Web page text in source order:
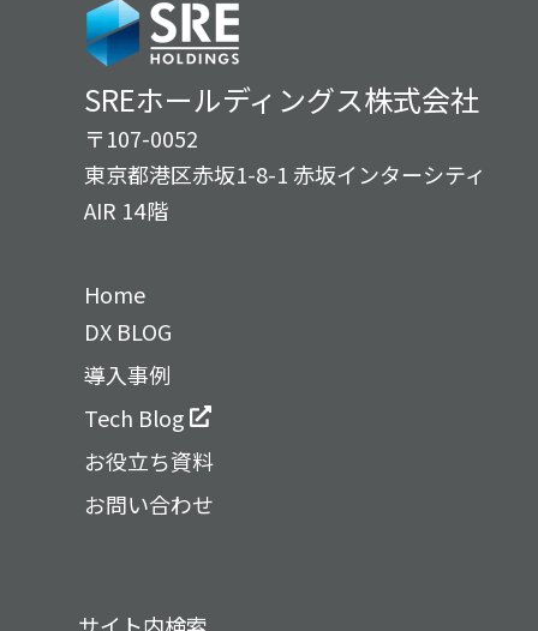
SREホールディングス株式会社
〒107-0052
東京都港区赤坂1-8-1 赤坂インターシティ
AIR 14階
Home
DX BLOG
導入事例
Tech Blog
お役立ち資料
お問い合わせ